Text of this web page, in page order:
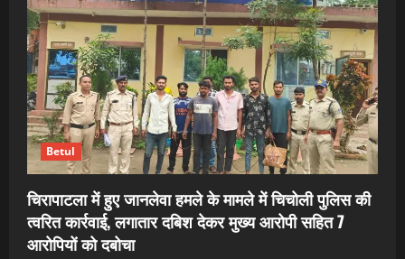
Betul
चिरापाटला में हुए जानलेवा हमले के मामले में चिचोली पुलिस की
त्वरित कार्रवाई, लगातार दबिश देकर मुख्य आरोपी सहित 7
आरोपियों को दबोचा